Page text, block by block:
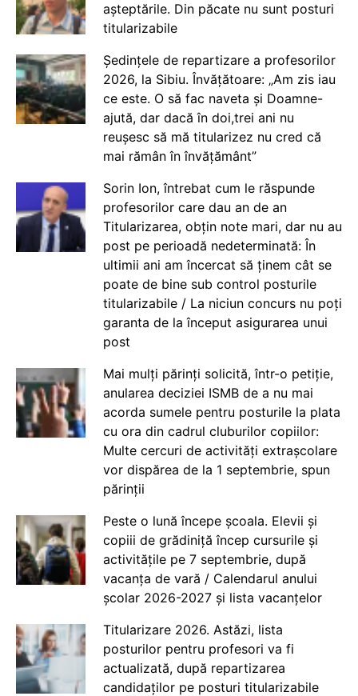
așteptările. Din păcate nu sunt posturi
titularizabile
Ședințele de repartizare a profesorilor
2026, la Sibiu. Învățătoare: „Am zis iau
ce este. O să fac naveta și Doamne-
ajută, dar dacă în doi,trei ani nu
reușesc să mă titularizez nu cred că
mai rămân în învățământ”
Sorin Ion, întrebat cum le răspunde
profesorilor care dau an de an
Titularizarea, obțin note mari, dar nu au
post pe perioadă nedeterminată: În
ultimii ani am încercat să ținem cât se
poate de bine sub control posturile
titularizabile / La niciun concurs nu poți
garanta de la început asigurarea unui
post
Mai mulți părinți solicită, într-o petiție,
anularea deciziei ISMB de a nu mai
acorda sumele pentru posturile la plata
cu ora din cadrul cluburilor copiilor:
Multe cercuri de activități extrașcolare
vor dispărea de la 1 septembrie, spun
părinții
Peste o lună începe școala. Elevii și
copiii de grădiniță încep cursurile și
activitățile pe 7 septembrie, după
vacanța de vară / Calendarul anului
școlar 2026-2027 și lista vacanțelor
Titularizare 2026. Astăzi, lista
posturilor pentru profesori va fi
actualizată, după repartizarea
candidaților pe posturi titularizabile